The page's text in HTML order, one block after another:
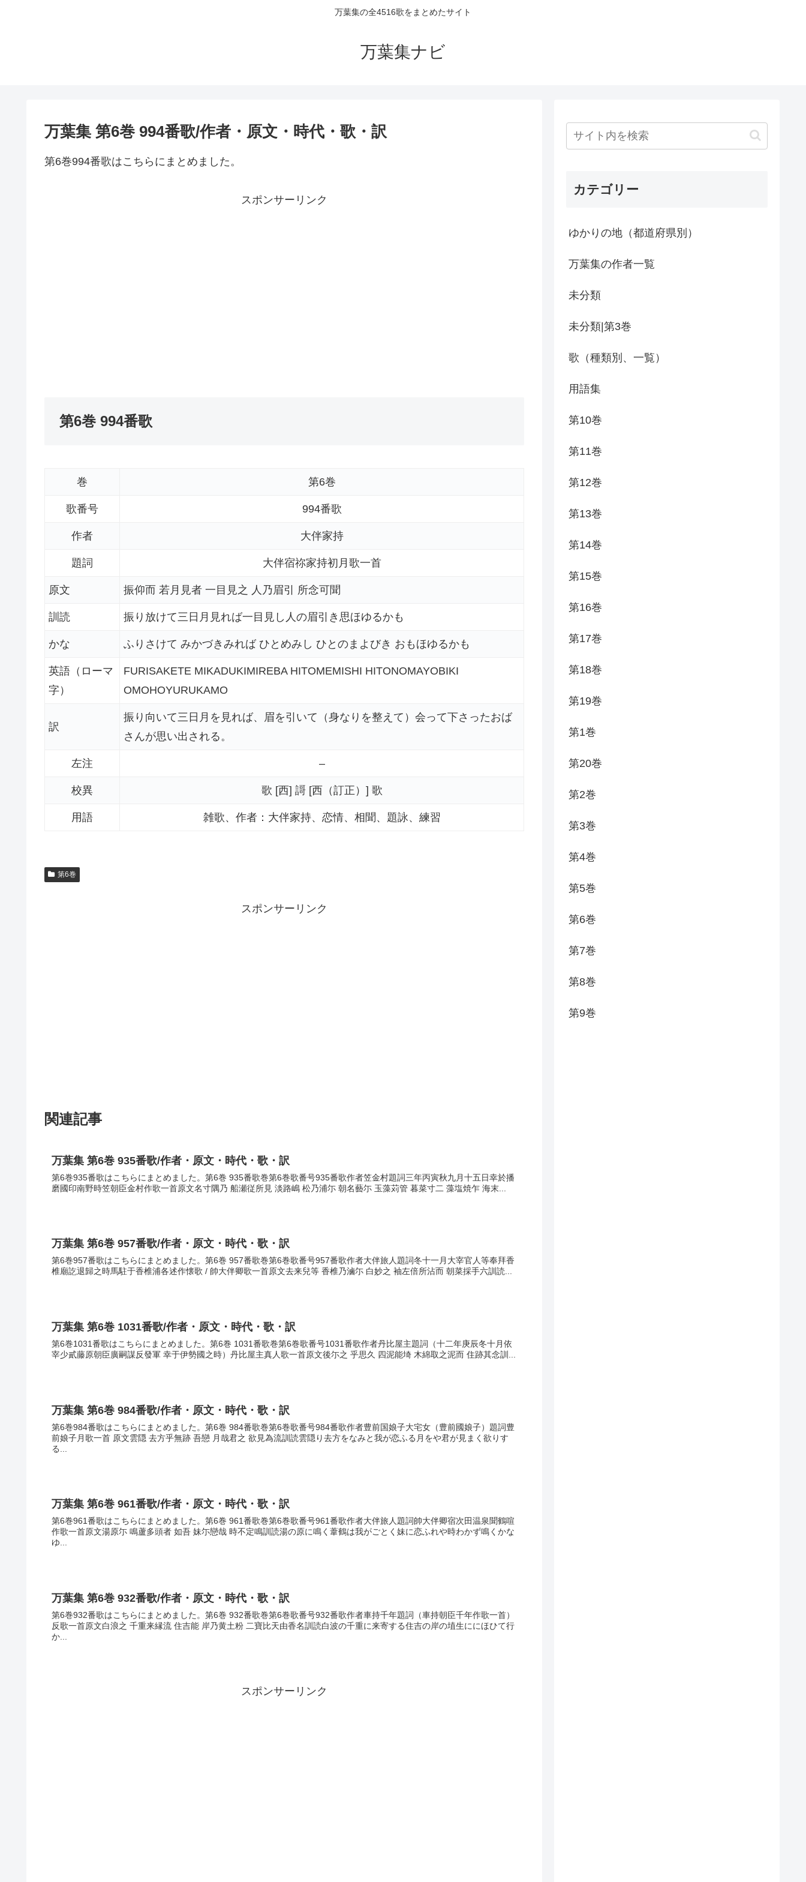
万葉集の全4516歌をまとめたサイト
万葉集ナビ
万葉集 第6巻 994番歌/作者・原文・時代・歌・訳
第6巻994番歌はこちらにまとめました。
スポンサーリンク
第6巻 994番歌
巻 第6巻
歌番号 994番歌
作者 大伴家持
題詞 大伴宿祢家持初月歌一首
原文 振仰而 若月見者 一目見之 人乃眉引 所念可聞
訓読 振り放けて三日月見れば一目見し人の眉引き思ほゆるかも
かな ふりさけて みかづきみれば ひとめみし ひとのまよびき おもほゆるかも
英語（ローマ
字）
FURISAKETE MIKADUKIMIREBA HITOMEMISHI HITONOMAYOBIKI
OMOHOYURUKAMO
訳
振り向いて三日月を見れば、眉を引いて（身なりを整えて）会って下さったおば
さんが思い出される。
左注 –
校異 歌 [西] 謌 [西（訂正）] 歌
用語 雑歌、作者：大伴家持、恋情、相聞、題詠、練習
第6巻
スポンサーリンク
関連記事
万葉集 第6巻 935番歌/作者・原文・時代・歌・訳
第6巻935番歌はこちらにまとめました。第6巻 935番歌巻第6巻歌番号935番歌作者笠金村題詞三年丙寅秋九月十五日幸於播
磨國印南野時笠朝臣金村作歌一首原文名寸隅乃 船瀬従所見 淡路嶋 松乃浦尓 朝名藝尓 玉藻苅管 暮菜寸二 藻塩焼乍 海末...
万葉集 第6巻 957番歌/作者・原文・時代・歌・訳
第6巻957番歌はこちらにまとめました。第6巻 957番歌巻第6巻歌番号957番歌作者大伴旅人題詞冬十一月大宰官人等奉拜香
椎廟訖退歸之時馬駐于香椎浦各述作懐歌 / 帥大伴卿歌一首原文去来兒等 香椎乃滷尓 白妙之 袖左倍所沾而 朝菜採手六訓読...
万葉集 第6巻 1031番歌/作者・原文・時代・歌・訳
第6巻1031番歌はこちらにまとめました。第6巻 1031番歌巻第6巻歌番号1031番歌作者丹比屋主題詞（十二年庚辰冬十月依
宰少貳藤原朝臣廣嗣謀反發軍 幸于伊勢國之時）丹比屋主真人歌一首原文後尓之 乎思久 四泥能埼 木綿取之泥而 住跡其念訓...
万葉集 第6巻 984番歌/作者・原文・時代・歌・訳
第6巻984番歌はこちらにまとめました。第6巻 984番歌巻第6巻歌番号984番歌作者豊前国娘子大宅女（豊前國娘子）題詞豊
前娘子月歌一首 原文雲隠 去方乎無跡 吾戀 月哉君之 欲見為流訓読雲隠り去方をなみと我が恋ふる月をや君が見まく欲りす
る...
万葉集 第6巻 961番歌/作者・原文・時代・歌・訳
第6巻961番歌はこちらにまとめました。第6巻 961番歌巻第6巻歌番号961番歌作者大伴旅人題詞帥大伴卿宿次田温泉聞鶴喧
作歌一首原文湯原尓 鳴蘆多頭者 如吾 妹尓戀哉 時不定鳴訓読湯の原に鳴く葦鶴は我がごとく妹に恋ふれや時わかず鳴くかな
ゆ...
万葉集 第6巻 932番歌/作者・原文・時代・歌・訳
第6巻932番歌はこちらにまとめました。第6巻 932番歌巻第6巻歌番号932番歌作者車持千年題詞（車持朝臣千年作歌一首）
反歌一首原文白浪之 千重来縁流 住吉能 岸乃黄土粉 二寶比天由香名訓読白波の千重に来寄する住吉の岸の埴生ににほひて行
か...
スポンサーリンク
カテゴリー
ゆかりの地（都道府県別）
万葉集の作者一覧
未分類
未分類|第3巻
歌（種類別、一覧）
用語集
第10巻
第11巻
第12巻
第13巻
第14巻
第15巻
第16巻
第17巻
第18巻
第19巻
第1巻
第20巻
第2巻
第3巻
第4巻
第5巻
第6巻
第7巻
第8巻
第9巻